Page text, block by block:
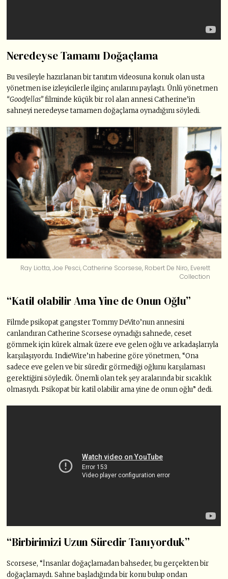
Neredeyse Tamamı Doğaçlama
Bu vesileyle hazırlanan bir tanıtım videosuna konuk olan usta
yönetmen ise izleyicilerle ilginç anılarını paylaştı. Ünlü yönetmen
“Goodfellas”filminde küçük bir rol alan annesi Catherine’in
sahneyi neredeyse tamamen doğaçlama oynadığını söyledi.
Ray Liotta, Joe Pesci, Catherine Scorsese, Robert De Niro, Everett
Collection
“Katil olabilir Ama Yine de Onun Oğlu”
Filmde psikopat gangster Tommy DeVito’nun annesini
canlandıran Catherine Scorsese oynadığı sahnede, ceset
gömmek için kürek almak üzere eve gelen oğlu ve arkadaşlarıyla
karşılaşıyordu. IndieWire’ın haberine göre yönetmen, “Ona
sadece eve gelen ve bir süredir görmediği oğlunu karşılaması
gerektiğini söyledik. Önemli olan tek şey aralarında bir sıcaklık
olmasıydı. Psikopat bir katil olabilir ama yine de onun oğlu” dedi.
“Birbirimizi Uzun Süredir Tanıyorduk”
Scorsese, “İnsanlar doğaçlamadan bahseder, bu gerçekten bir
doğaçlamaydı. Sahne başladığında bir konu bulup ondan